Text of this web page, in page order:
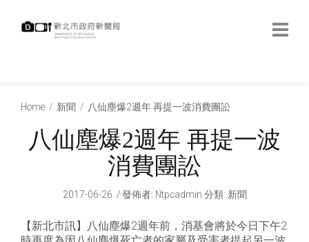
Home 新聞 八仙塵爆2週年 再提一波消費團訟
八仙塵爆2週年 再提一波
消費團訟
2017-06-26 發佈者: Ntpcadmin 分類: 新聞
【新北市訊】八仙塵爆2週年前，消基會將於今日下午2